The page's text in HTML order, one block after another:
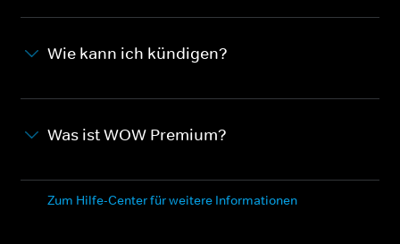
Wie kann ich kündigen?
Was ist WOW Premium?
Zum Hilfe-Center für weitere Informationen